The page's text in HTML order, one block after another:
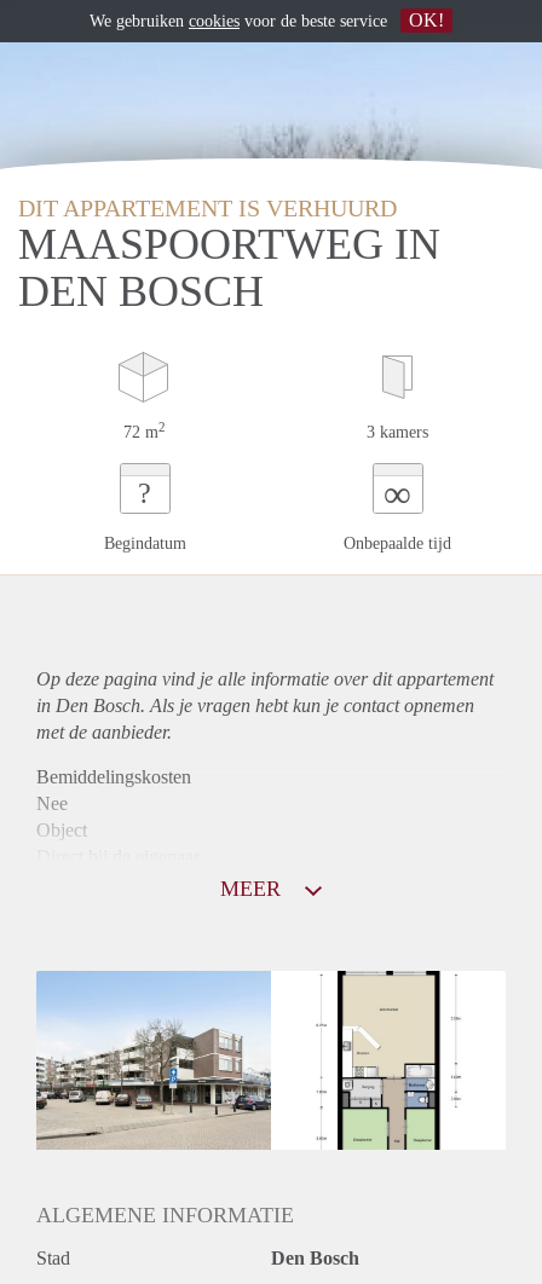
DIT APPARTEMENT IS VERHUURD
MAASPOORTWEG IN
DEN BOSCH
72 m2 3 kamers
?
Begindatum
∞
Onbepaalde tijd
Op deze pagina vind je alle informatie over ditappartement
in Den Bosch. Als je vragen hebt kun je contact opnemen
met de aanbieder.
Bemiddelingskosten
Nee
Object
Niet mogelijk
Inkomen eis
3,2 X Maandhuur Bruto
Huurtermijn
Onbepaalde termijn
Oplevering
MEER
ALGEMENE INFORMATIE
Stad Den Bosch
We gebruiken cookies voor de beste service OK!